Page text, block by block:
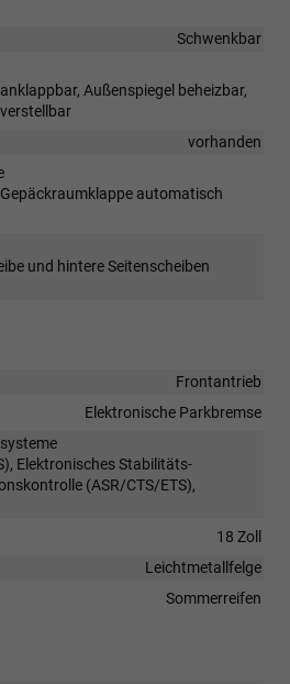
Schwenkbar
Außenspiegel beheizbar,
vorhanden
automatisch
und hintere Seitenscheiben
Frontantrieb
Elektronische Parkbremse
Elektronisches Stabilitäts-
(ASR/CTS/ETS),
18 Zoll
Leichtmetallfelge
Sommerreifen